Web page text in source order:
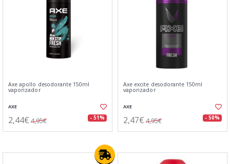
Axe apollo desodorante 150ml
vaporizador
AXE
2,44€ 4,95€ - 51%
Axe excite desodorante 150ml
vaporizador
AXE
2,47€ 4,95€ - 50%